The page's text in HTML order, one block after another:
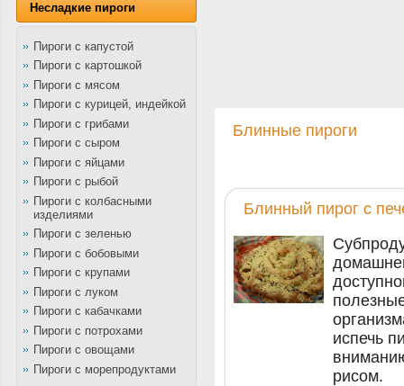
Несладкие пироги
Пироги с капустой
Пироги с картошкой
Пироги с мясом
Пироги с курицей, индейкой
Пироги с грибами
Пироги с сыром
Пироги с яйцами
Пироги с рыбой
Пироги с колбасными
изделиями
Пироги с зеленью
Пироги с бобовыми
Пироги с крупами
Пироги с луком
Пироги с кабачками
Пироги с потрохами
Пироги с овощами
Пироги с морепродуктами
Блинные пироги
Блинный пирог с
испечь
рисом.